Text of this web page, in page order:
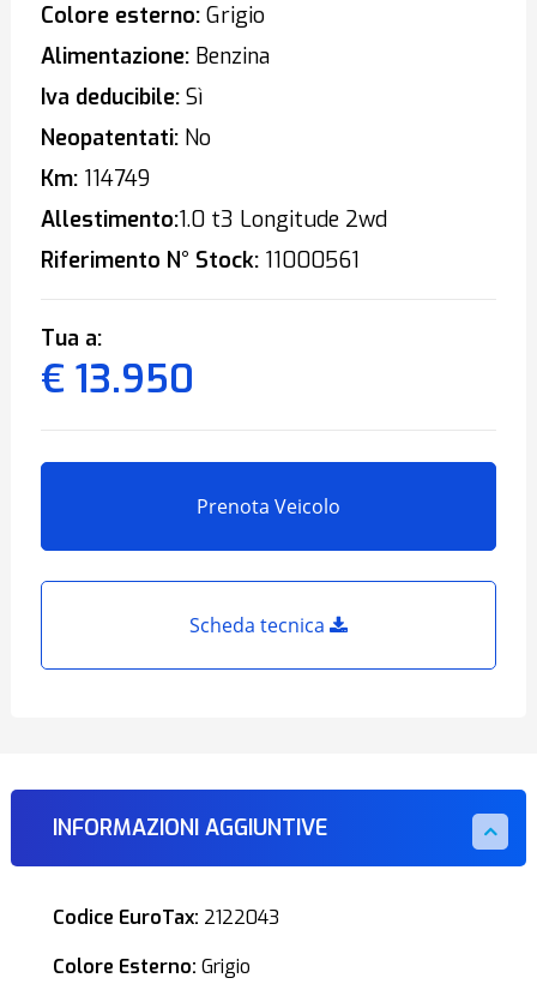
Colore esterno:Grigio
Alimentazione:Benzina
Iva deducibile:Sì
Neopatentati:No
Km:114749
Allestimento:1.0 t3 Longitude 2wd
Riferimento N° Stock:11000561
Tua a:
€ 13.950
Prenota Veicolo
Scheda tecnica
INFORMAZIONI AGGIUNTIVE
Codice EuroTax: 2122043
Colore Esterno: Grigio